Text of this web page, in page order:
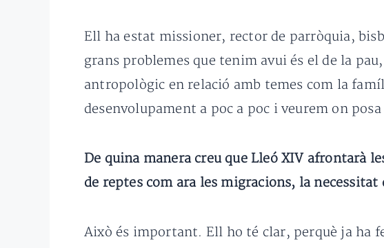
Ell ha estat missioner, rector de parròquia,
grans problemes que tenim avui és el de la
antropològic en relació amb temes com la
desenvolupament a poc a poc i veurem on posa
De quina manera creu que Lleó XIV afrontarà
de reptes com ara les migracions, la
Això és important. Ell ho té clar, perquè ja ha